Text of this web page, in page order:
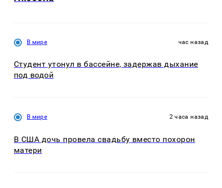
В мире час назад
Студент утонул в бассейне, задержав дыхание
под водой
В мире 2 часа назад
В США дочь провела свадьбу вместо похорон
матери